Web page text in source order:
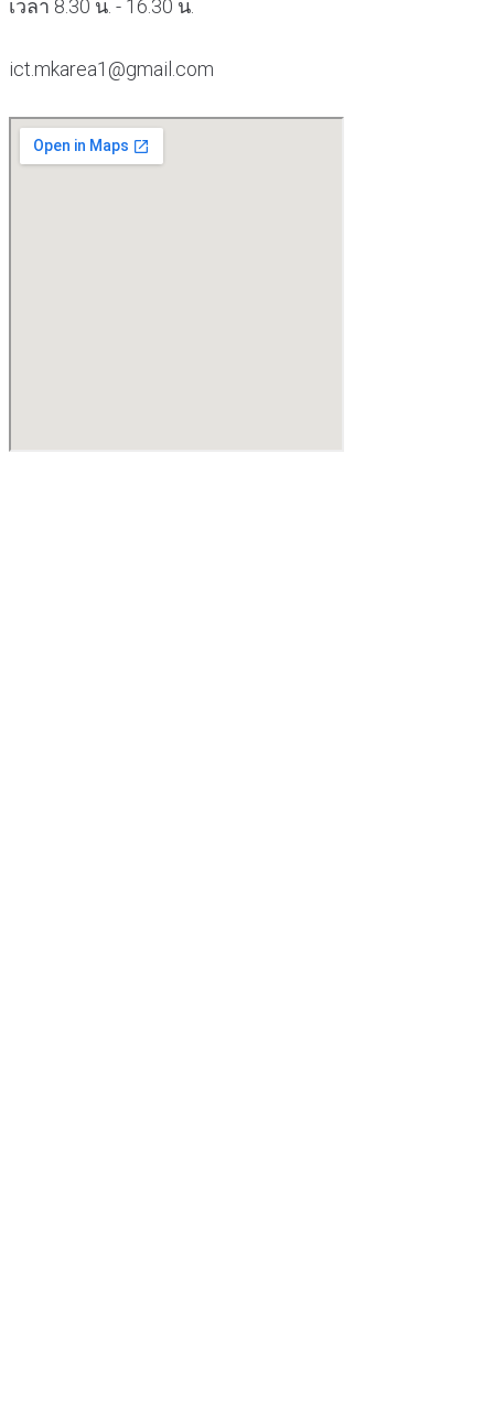
เวลา 8.30 น. - 16.30 น.
ict.mkarea1@gmail.com